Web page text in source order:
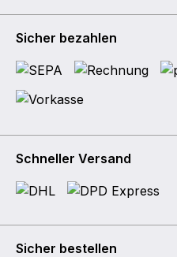
Sicher bezahlen
Schneller Versand
Sicher bestellen